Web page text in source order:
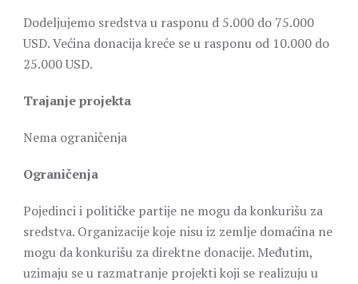
Dodeljujemo sredstva u rasponu d 5.000 do 75.000
USD. Većina donacija kreće se u rasponu od 10.000 do
25.000 USD.
Trajanje projekta
Nema ograničenja
Ograničenja
Pojedinci i političke partije ne mogu da konkurišu za
sredstva. Organizacije koje nisu iz zemlje domaćina ne
mogu da konkurišu za direktne donacije. Međutim,
uzimaju se u razmatranje projekti koji se realizuju u